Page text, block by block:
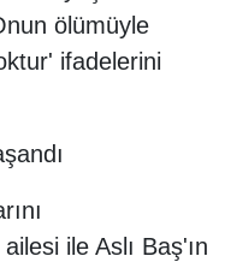
ölümüyle
ifadelerini
ile Aslı Baş'ın